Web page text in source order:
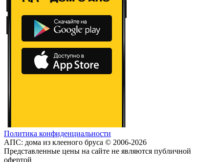
Политика конфиденциальности
АПС: дома из клееного бруса © 2006-2026
Представленные цены на сайте не являются публичной
офертой